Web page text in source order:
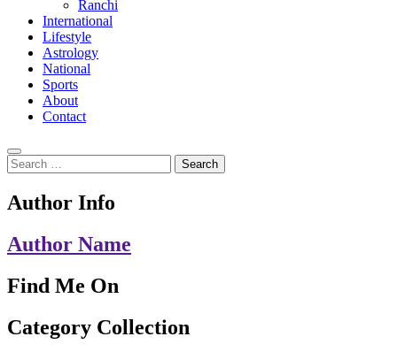
Ranchi
International
Lifestyle
Astrology
National
Sports
About
Contact
Search
for:
Author Info
Author Name
Find Me On
Category Collection